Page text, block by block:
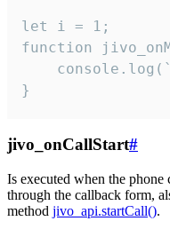
let i = 1;
function
}
jivo_onCallStart#
Is executed when the phone
through the callback form,
method jivo_api.startCall().